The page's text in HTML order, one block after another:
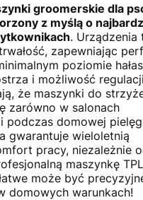
groomerskie dla
z myślą o
. Urządzenia
zapewniając
poziomie
i możliwość
że maszynki do
zarówno w salonach
podczas domowej
gwarantuje wieloletnią
pracy, niezależnie
maszynkę
może być
domowych warunkach!